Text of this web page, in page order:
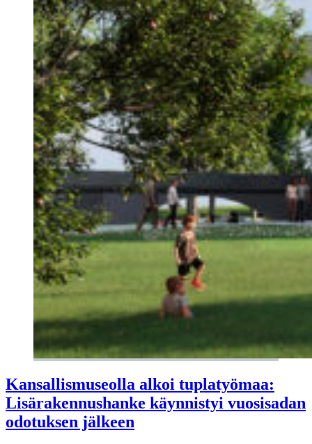
Kansallismuseolla alkoi tuplatyömaa:
Lisärakennushanke käynnistyi vuosisadan
odotuksen jälkeen